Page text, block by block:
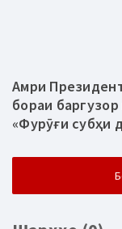
Амри
бораи
«Фурӯғи субҳи